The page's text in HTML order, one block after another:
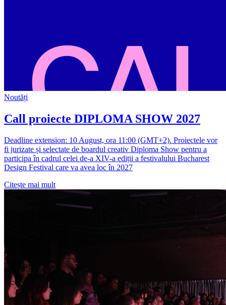
Noutăți
Call proiecte DIPLOMA SHOW 2027
Deadline extension: 10 August, ora 11:00 (GMT+2). Proiectele vor
fi jurizate și selectate de boardul creativ Diploma Show pentru a
participa în cadrul celei de-a XIV-a ediții a festivalului Bucharest
Design Festival care va avea loc în 2027
Citește mai mult